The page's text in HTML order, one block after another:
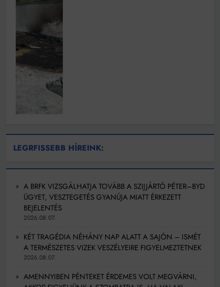
LEGRFISSEBB HÍREINK:
A BRFK VIZSGÁLHATJA TOVÁBB A SZIJJÁRTÓ PÉTER–BYD
ÜGYET, VESZTEGETÉS GYANÚJA MIATT ÉRKEZETT
BEJELENTÉS
2026.08.07.
KÉT TRAGÉDIA NÉHÁNY NAP ALATT A SAJÓN – ISMÉT
A TERMÉSZETES VIZEK VESZÉLYEIRE FIGYELMEZTETNEK
2026.08.07.
AMENNYIBEN PÉNTEKET ÉRDEMES VOLT MEGVÁRNI,